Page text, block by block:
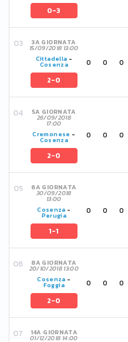
0-3
3A GIORNATA
15/09/2018 13:00
Cittadella -
Cosenza
2-0
0 0 0
5A GIORNATA
26/09/2018
17:00
Cremonese -
Cosenza
2-0
0 0 0
6A GIORNATA
30/09/2018
13:00
Cosenza -
Perugia
1-1
0 0 0
8A GIORNATA
20/10/2018 13:00
Cosenza -
Foggia
2-0
0 0 0
14A GIORNATA
01/12/2018 14:00